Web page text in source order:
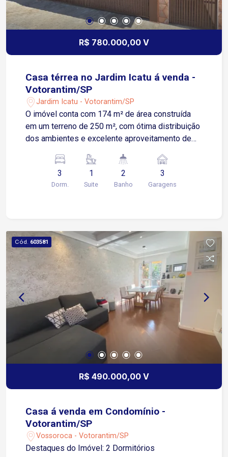
R$ 780.000,00 V
Casa térrea no Jardim Icatu á venda -
Votorantim/SP
Jardim Icatu - Votorantim/SP
O imóvel conta com 174 m² de área construída
em um terreno de 250 m², com ótima distribuição
dos ambientes e excelente aproveitamento de
ampla, cozinha com móveis planejados e ótima
iluminação natural. Os ambientes são bem
ventilados e a casa está pronta para morar. Nos
gourmet com churrasqueira, perfeita para receber
amigos e família. Conta ainda com corredor
lateral, lavanderia separada e garagem coberta
com excelente espaço. Localização tranquila no
Jardim Icatu, com fácil acesso a comércios,
serviços e vias principais da região.
3
Dorm.
1
Suite
2
Banho
3
Garagens
Cód. 603581
R$ 490.000,00 V
Casa á venda em Condomínio -
Votorantim/SP
Vossoroca - Votorantim/SP
Destaques do Imóvel: 2 Dormitórios